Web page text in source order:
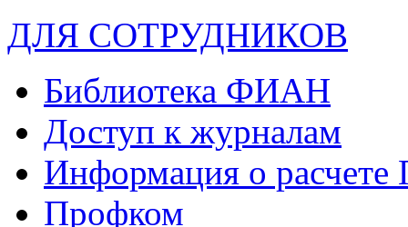
ДЛЯ СОТРУДНИКОВ
Библиотека ФИАН
Доступ к журналам
Информация о
Профком